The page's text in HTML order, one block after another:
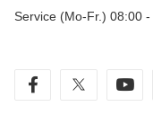
Service (Mo-Fr.) 08:00
facebooktwitter